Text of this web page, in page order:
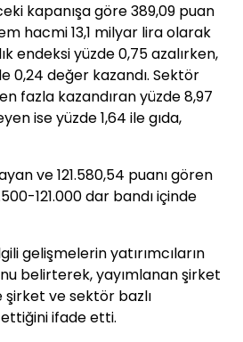
kapanışa göre 389,09 puan
hacmi 13,1 milyar lira olarak
endeksi yüzde 0,75 azalırken,
0,24 değer kazandı. Sektör
fazla kazandıran yüzde 8,97
ise yüzde 1,64 ile gıda,
ve 121.580,54 puanı gören
121.000 dar bandı içinde
gelişmelerin yatırımcıların
belirterek, yayımlanan şirket
şirket ve sektör bazlı
ifade etti.